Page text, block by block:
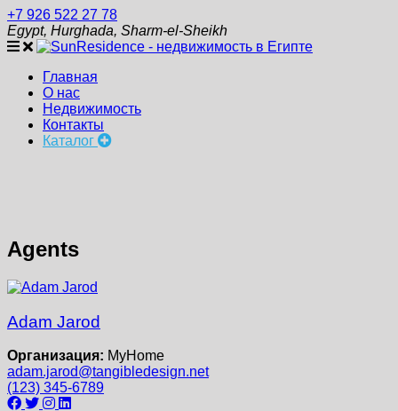
+7 926 522 27 78
Egypt, Hurghada, Sharm-el-Sheikh
Главная
О нас
Недвижимость
Контакты
Каталог
Agents
Adam Jarod
Организация: MyHome
adam.jarod@tangibledesign.net
(123) 345-6789